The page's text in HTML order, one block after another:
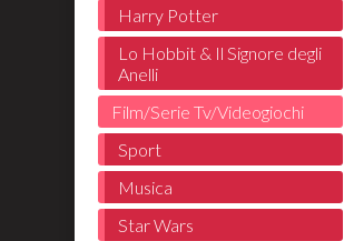
Harry Potter
Lo Hobbit & Il Signore degli
Anelli
Film/Serie Tv/Videogiochi
Sport
Musica
Star Wars